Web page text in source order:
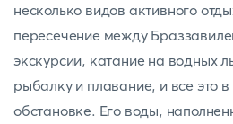
несколько видов активного
пересечение между
экскурсии, катание на водных
рыбалку и плавание, и все это
обстановке. Его воды,